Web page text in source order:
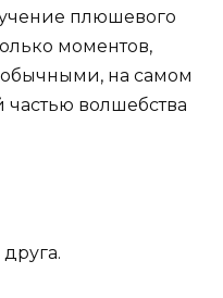
плюшевого
моментов,
обычными, на самом
волшебства